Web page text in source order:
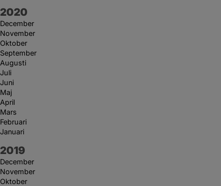
År:
2020
December
November
Oktober
September
Augusti
Juli
Juni
Maj
April
Mars
Februari
Januari
År:
2019
December
November
Oktober